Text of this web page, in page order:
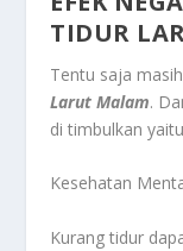
TIDUR
Tentu saja
Larut Malam.
di timbulkan
Kesehatan
Kurang tidur